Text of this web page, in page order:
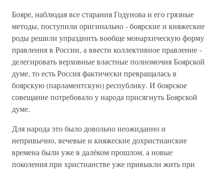
Бояре, наблюдая все старания Годунова и его грязные
методы, поступили оригинально - боярские и княжеские
роды решили упразднить вообще монархическую форму
правления в России, а ввести коллективное правление -
делегировать верховные властные полномочия Боярской
думе, то есть Россия фактически превращалась в
боярскую (парламентскую) республику. И боярское
совещание потребовало у народа присягнуть Боярской
думе.
Для народа это было довольно неожиданно и
непривычно, вечевые и княжеские дохристианские
времена были уже в далёком прошлом, а новые
поколения при христианстве уже привыкли жить при